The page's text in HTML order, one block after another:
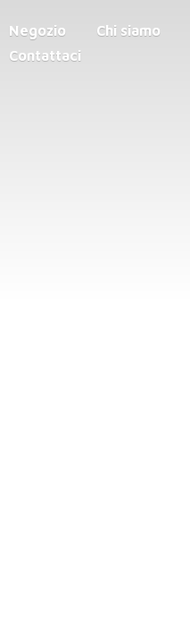
Negozio Chi siamo
Contattaci